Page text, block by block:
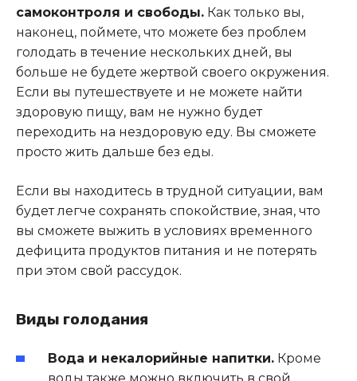
самоконтроля и свободы. Как только вы,
наконец, поймете, что можете без проблем
голодать в течение нескольких дней, вы
больше не будете жертвой своего окружения.
Если вы путешествуете и не можете найти
здоровую пищу, вам не нужно будет
переходить на нездоровую еду. Вы сможете
просто жить дальше без еды.
Если вы находитесь в трудной ситуации, вам
будет легче сохранять спокойствие, зная, что
вы сможете выжить в условиях временного
дефицита продуктов питания и не потерять
при этом свой рассудок.
Виды голодания
Вода и некалорийные напитки. Кроме